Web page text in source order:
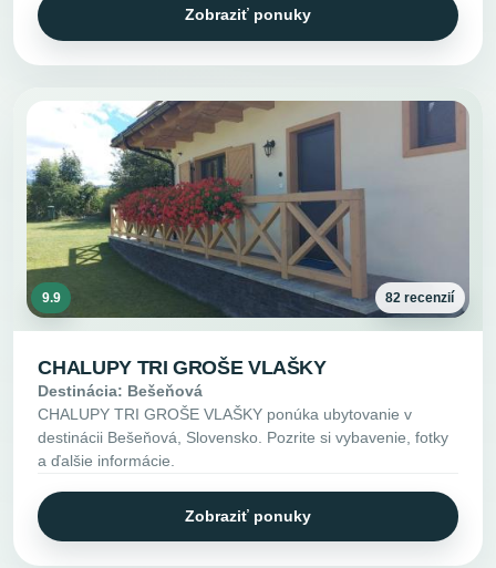
Zobraziť ponuky
9.9 82 recenzií
CHALUPY TRI GROŠE VLAŠKY
Destinácia: Bešeňová
CHALUPY TRI GROŠE VLAŠKY ponúka ubytovanie v
destinácii Bešeňová, Slovensko. Pozrite si vybavenie, fotky
a ďalšie informácie.
Zobraziť ponuky